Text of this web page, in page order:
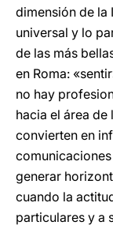
dimensión de la
universal y lo
de las más
en Roma:
no hay
hacia el área
convierten en
generar
cuando la
particulares y a